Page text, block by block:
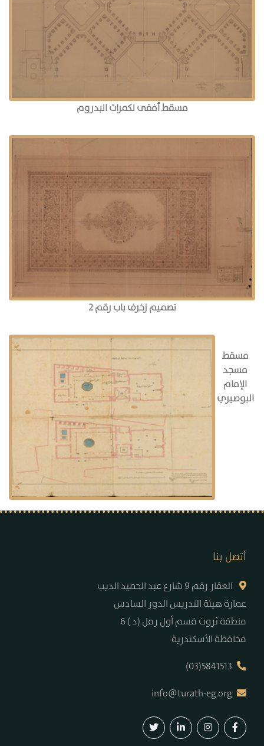
مسقط أفقى لكمرات البدروم
تصميم زخرف باب رقم 2
مسقط
مسجد
الإمام
البوصيري
أتصل بنا
عمارة هيئة التدريس الدور السادس
6 ( د) منطقة ثروت قسم أول رمل
محافظة الأسكندرية
(03)5841513
info@turath-eg.org